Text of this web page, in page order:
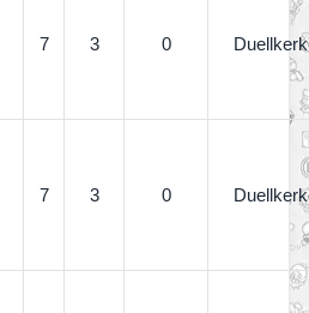
7 3 0
7 3 0